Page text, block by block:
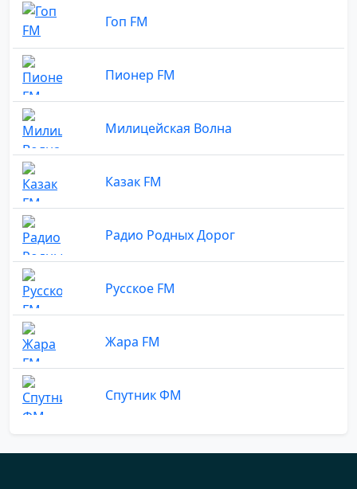
Гоп FM
Пионер FM
Милицейская Волна
Казак FM
Радио Родных Дорог
Русское FM
Жара FM
Спутник ФМ